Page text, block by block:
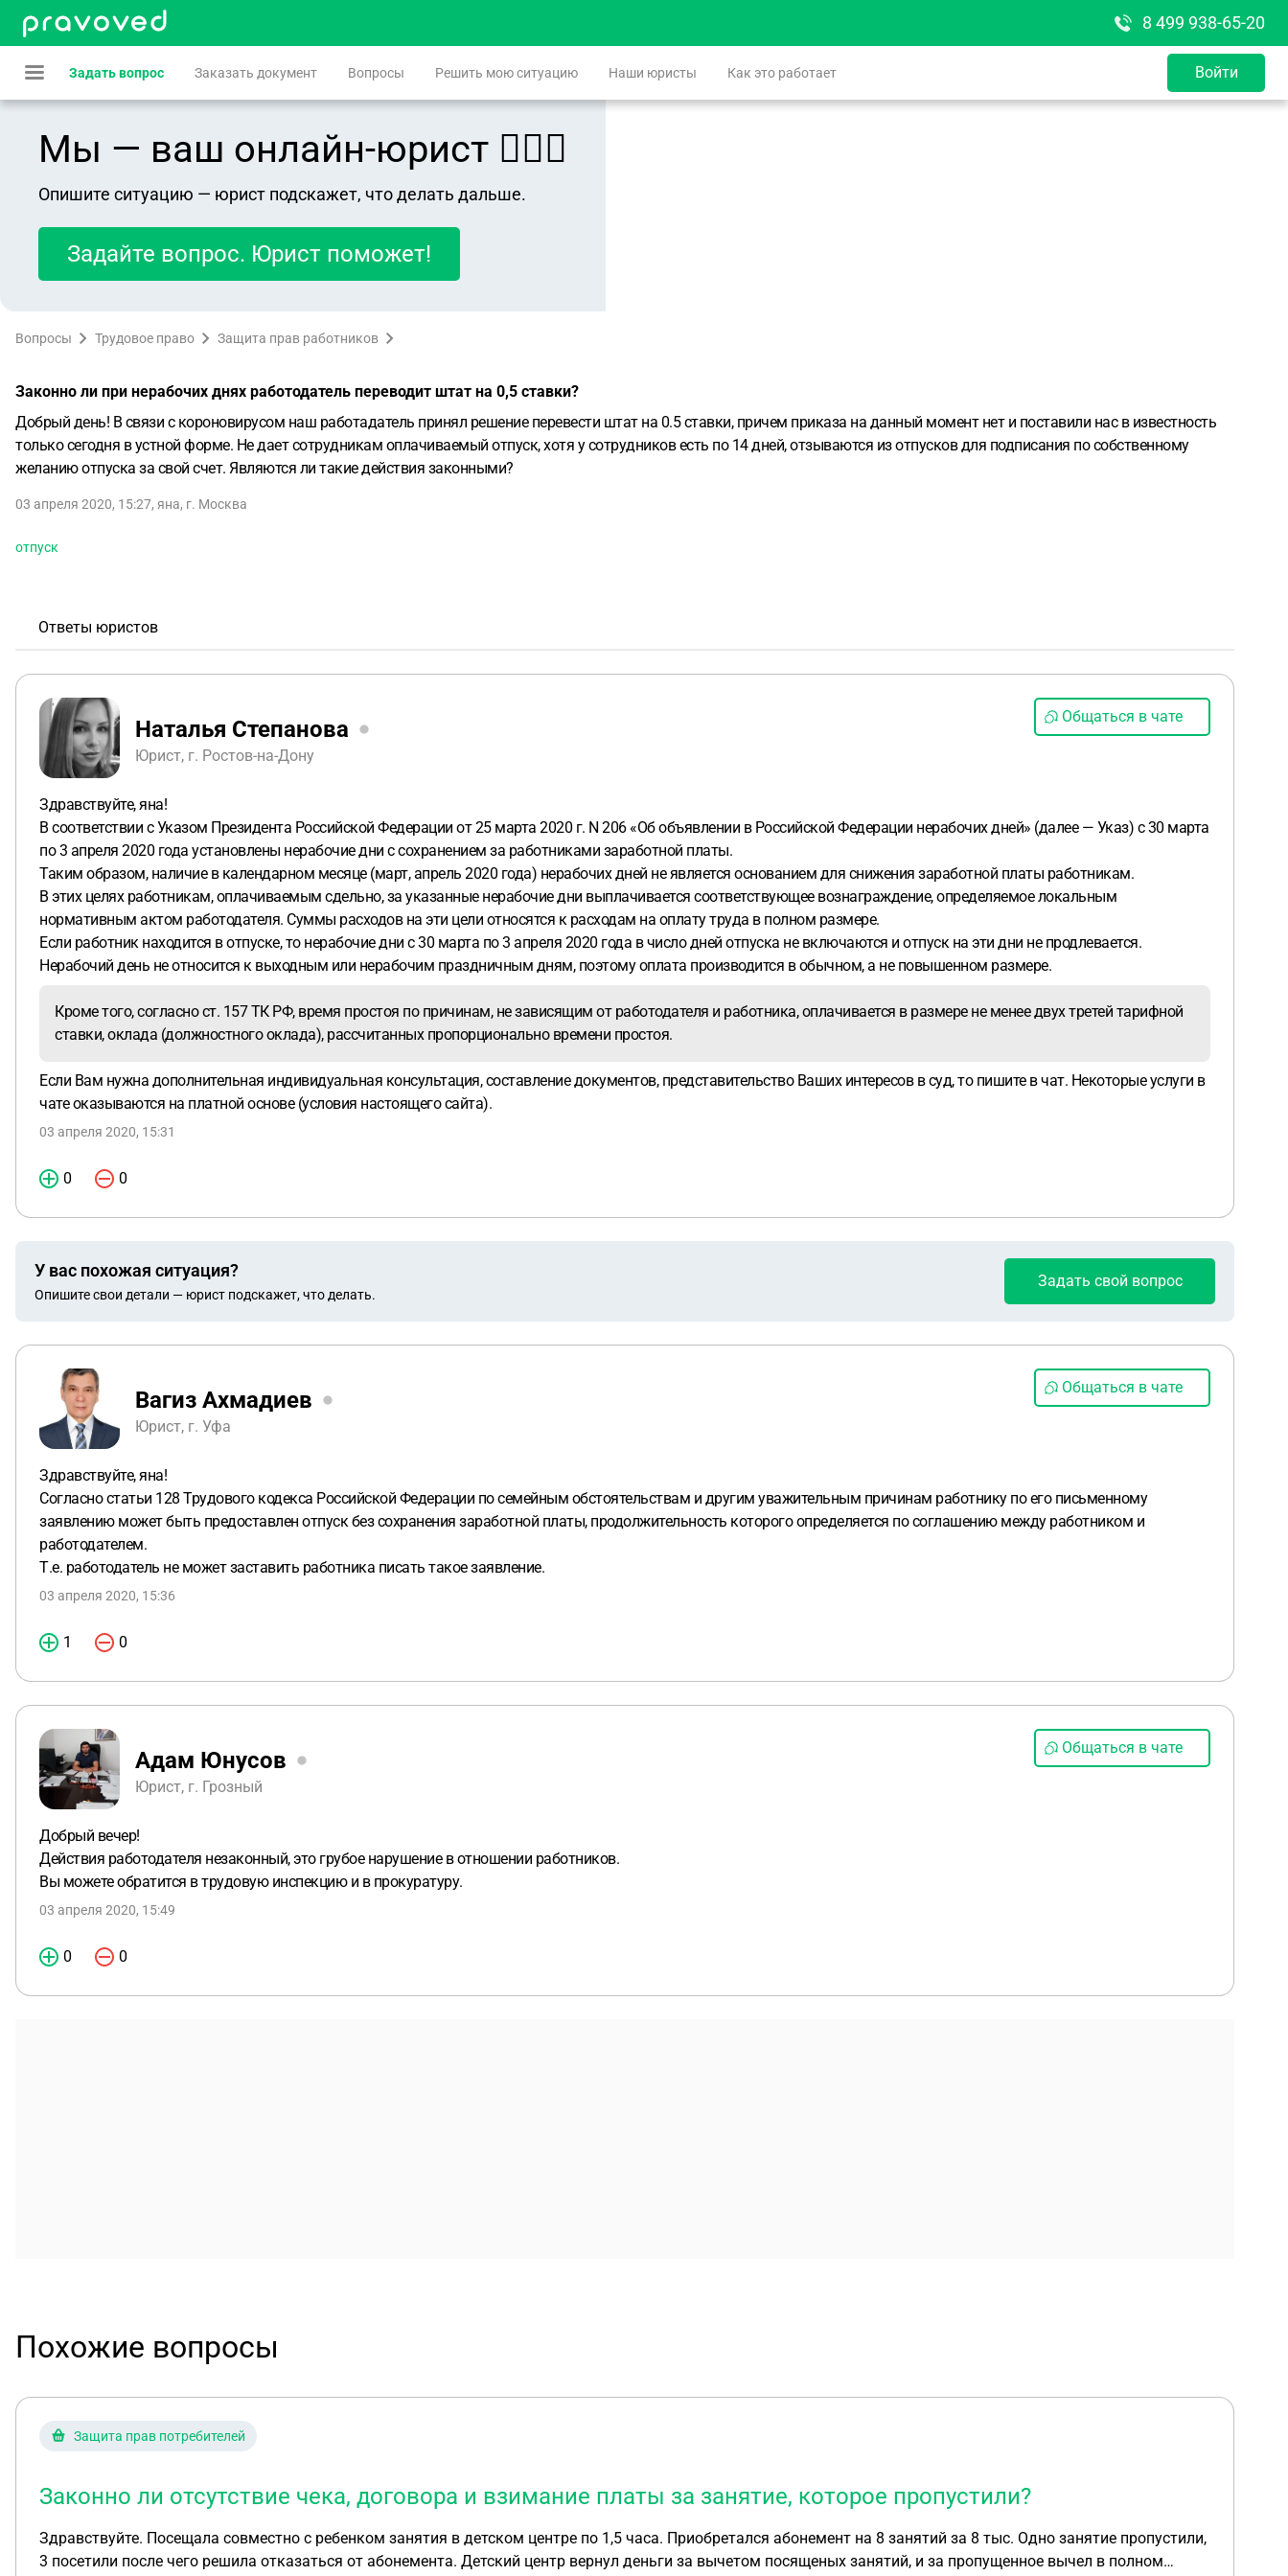
8 499 938-65-20
Задать вопрос Заказать документ Вопросы Решить мою ситуацию Наши юристы Как это работает Войти
Мы — ваш онлайн-юрист 👨🏻‍⚖️
Опишите ситуацию — юрист подскажет, что делать дальше.
Задайте вопрос. Юрист поможет!
Вопросы Трудовое право Защита прав работников
Законно ли при нерабочих днях работодатель переводит штат на 0,5 ставки?
Добрый день! В связи с короновирусом наш работадатель принял решение перевести штат на 0.5 ставки, причем приказа на данный момент нет и поставили нас в известность
только сегодня в устной форме. Не дает сотрудникам оплачиваемый отпуск, хотя у сотрудников есть по 14 дней, отзываются из отпусков для подписания по собственному
желанию отпуска за свой счет. Являются ли такие действия законными?
03 апреля 2020, 15:27, яна, г. Москва
отпуск
Ответы юристов
Наталья Степанова
Юрист, г. Ростов-на-Дону
Общаться в чате
Здравствуйте, яна!
В соответствии с Указом Президента Российской Федерации от 25 марта 2020 г. N 206 «Об объявлении в Российской Федерации нерабочих дней» (далее — Указ) с 30 марта
по 3 апреля 2020 года установлены нерабочие дни с сохранением за работниками заработной платы.
Таким образом, наличие в календарном месяце (март, апрель 2020 года) нерабочих дней не является основанием для снижения заработной платы работникам.
В этих целях работникам, оплачиваемым сдельно, за указанные нерабочие дни выплачивается соответствующее вознаграждение, определяемое локальным
нормативным актом работодателя. Суммы расходов на эти цели относятся к расходам на оплату труда в полном размере.
Если работник находится в отпуске, то нерабочие дни с 30 марта по 3 апреля 2020 года в число дней отпуска не включаются и отпуск на эти дни не продлевается.
Нерабочий день не относится к выходным или нерабочим праздничным дням, поэтому оплата производится в обычном, а не повышенном размере.
Кроме того, согласно ст. 157 ТК РФ, время простоя по причинам, не зависящим от работодателя и работника, оплачивается в размере не менее двух третей тарифной
ставки, оклада (должностного оклада), рассчитанных пропорционально времени простоя.
Если Вам нужна дополнительная индивидуальная консультация, составление документов, представительство Ваших интересов в суд, то пишите в чат. Некоторые услуги в
чате оказываются на платной основе (условия настоящего сайта).
03 апреля 2020, 15:31
0 0
У вас похожая ситуация?
Опишите свои детали — юрист подскажет, что делать.
Задать свой вопрос
Вагиз Ахмадиев
Юрист, г. Уфа
Общаться в чате
Здравствуйте, яна!
Согласно статьи 128 Трудового кодекса Российской Федерации по семейным обстоятельствам и другим уважительным причинам работнику по его письменному
заявлению может быть предоставлен отпуск без сохранения заработной платы, продолжительность которого определяется по соглашению между работником и
работодателем.
Т.е. работодатель не может заставить работника писать такое заявление.
03 апреля 2020, 15:36
1 0
Адам Юнусов
Юрист, г. Грозный
Общаться в чате
Добрый вечер!
Действия работодателя незаконный, это грубое нарушение в отношении работников.
Вы можете обратится в трудовую инспекцию и в прокуратуру.
03 апреля 2020, 15:49
0 0
Похожие вопросы
Защита прав потребителей
Законно ли отсутствие чека, договора и взимание платы за занятие, которое пропустили?
Здравствуйте. Посещала совместно с ребенком занятия в детском центре по 1,5 часа. Приобретался абонемент на 8 занятий за 8 тыс. Одно занятие пропустили,
3 посетили после чего решила отказаться от абонемента. Детский центр вернул деньги за вычетом посященых занятий, и за пропущенное вычел в полном